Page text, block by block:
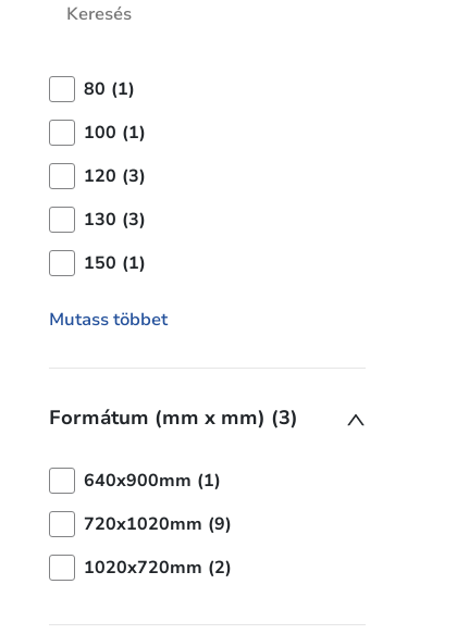
80 (1)
100 (1)
120 (3)
130 (3)
150 (1)
Mutass többet
Formátum (mm x mm) (3)
640x900mm (1)
720x1020mm (9)
1020x720mm (2)